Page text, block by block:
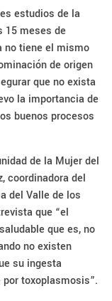
estudios de la
15 meses de
no tiene el mismo
de origen
que no exista
la importancia de
buenos procesos
de la Mujer del
coordinadora del
del Valle de los
que “el
que es, no
no existen
su ingesta
toxoplasmosis”.